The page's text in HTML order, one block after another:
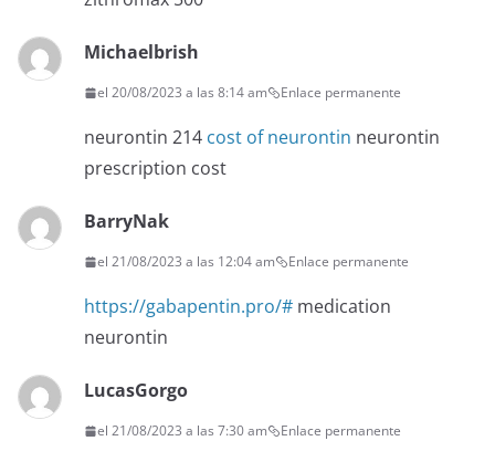
Michaelbrish
el 20/08/2023 a las 8:14 am Enlace permanente
neurontin 214 cost of neurontin neurontin
prescription cost
BarryNak
el 21/08/2023 a las 12:04 am Enlace permanente
https://gabapentin.pro/# medication
neurontin
LucasGorgo
el 21/08/2023 a las 7:30 am Enlace permanente